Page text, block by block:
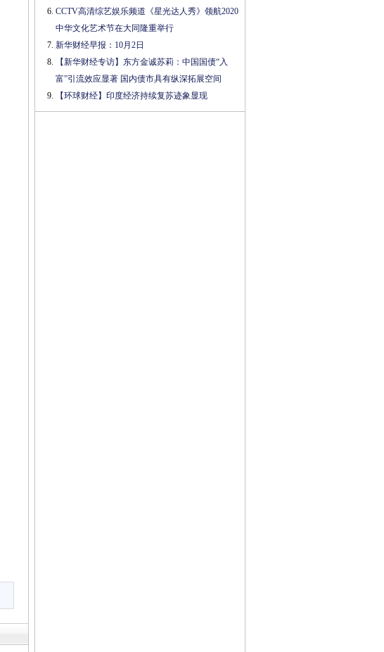
CCTV高清综艺娱乐频道《星光达人秀》领航2020
中华文化艺术节在大同隆重举行
新华财经早报：10月2日
【新华财经专访】东方金诚苏莉：中国国债“入
富”引流效应显著 国内债市具有纵深拓展空间
【环球财经】印度经济持续复苏迹象显现